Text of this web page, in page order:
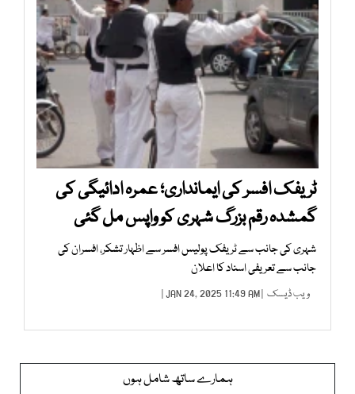
ٹریفک افسر کی ایمانداری؛ عمرہ ادائیگی کی
گمشدہ رقم بزرگ شہری کو واپس مل گئی
شہری کی جانب سے ٹریفک پولیس افسر سے اظہار تشکر، افسران کی
جانب سے تعریفی اسناد کا اعلان
ویب ڈیسک | JAN 24, 2025 11:49 AM |
ہمارے ساتھ شامل ہوں